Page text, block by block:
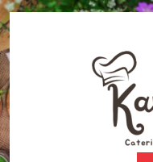
Skip
to
content